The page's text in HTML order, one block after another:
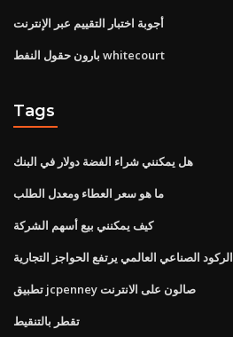
أجوبة اختبار التقييم عبر الإنترنت
بارون حقول النفط whitecourt
Tags
هل يمكنني شراء الفضة دولار في البنك
ما هو سعر العطاء ومعدل الطلب
كيف يمكنني بيع أسهم الشركة
الركود الصناعي العالمي يرتفع الحواجز التجارية
تطبيق jcpenney صالون على الانترنت
تقطر بالتنقيط